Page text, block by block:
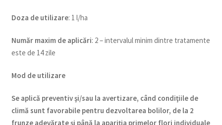
Doza de utilizare: 1 l/ha
Număr maxim de aplicări: 2 – intervalul minim dintre tratamente
este de 14 zile
Mod de utilizare
Se aplică preventiv şi/sau la avertizare, când condiţiile de
climă sunt favorabile pentru dezvoltarea bolilor, de la 2
frunze adevărate și până la apariția primelor flori individuale